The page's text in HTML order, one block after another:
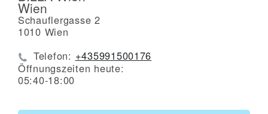
Wien
Schauflergasse 2
1010 Wien
Telefon: +435991500176
Öffnungszeiten heute:
05:40-18:00